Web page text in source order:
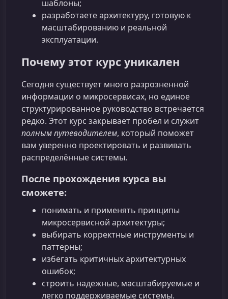
шаблоны;
разработаете архитектуру, готовую к
масштабированию и реальной
эксплуатации.
Почему этот курс уникален
Сегодня существует много разрозненной
информации о микросервисах, но единое
структурированное руководство встречается
редко. Этот курс закрывает пробел и служит
полным путеводителем, который поможет
вам уверенно проектировать и развивать
распределённые системы.
После прохождения курса вы
сможете:
понимать и применять принципы
микросервисной архитектуры;
выбирать корректные инструменты и
паттерны;
избегать критичных архитектурных
ошибок;
строить надежные, масштабируемые и
легко поддерживаемые системы.